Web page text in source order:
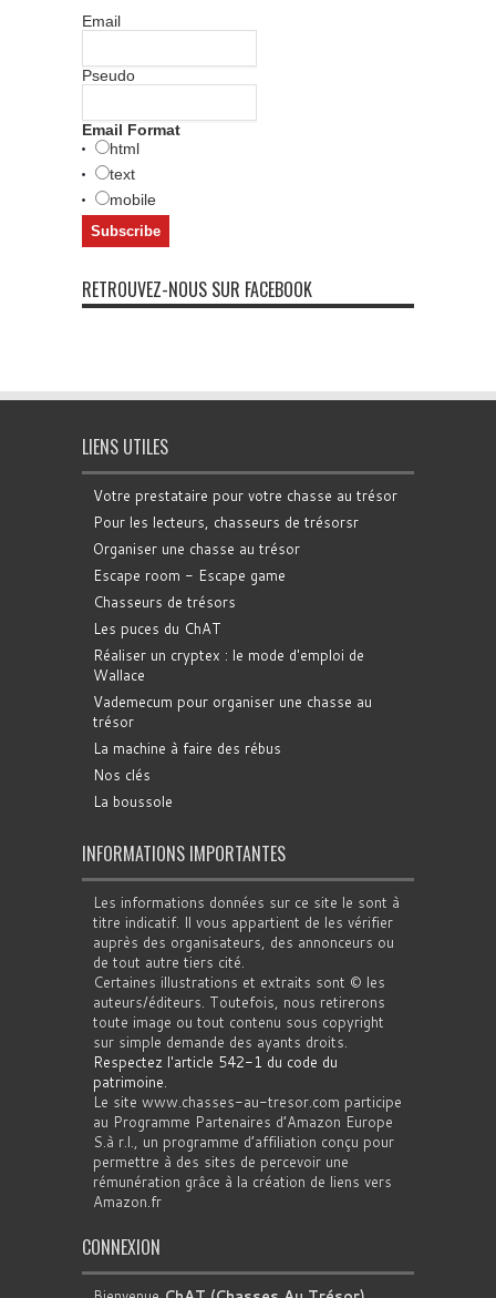
Email
Pseudo
Email Format
html
text
mobile
RETROUVEZ-NOUS SUR FACEBOOK
LIENS UTILES
Votre prestataire pour votre chasse au trésor
Pour les lecteurs, chasseurs de trésorsr
Organiser une chasse au trésor
Escape room - Escape game
Chasseurs de trésors
Les puces du ChAT
Réaliser un cryptex : le mode d'emploi de
Wallace
Vademecum pour organiser une chasse au
trésor
La machine à faire des rébus
Nos clés
La boussole
INFORMATIONS IMPORTANTES
Les informations données sur ce site le sont à
titre indicatif. Il vous appartient de les vérifier
auprès des organisateurs, des annonceurs ou
de tout autre tiers cité.
Certaines illustrations et extraits sont © les
auteurs/éditeurs. Toutefois, nous retirerons
toute image ou tout contenu sous copyright
sur simple demande des ayants droits.
Respectez l'article 542-1 du code du
patrimoine.
Le site www.chasses-au-tresor.com participe
au Programme Partenaires d’Amazon Europe
S.à r.l., un programme d’affiliation conçu pour
permettre à des sites de percevoir une
rémunération grâce à la création de liens vers
Amazon.fr
CONNEXION